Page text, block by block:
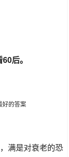
后。
满是对衰老的恐